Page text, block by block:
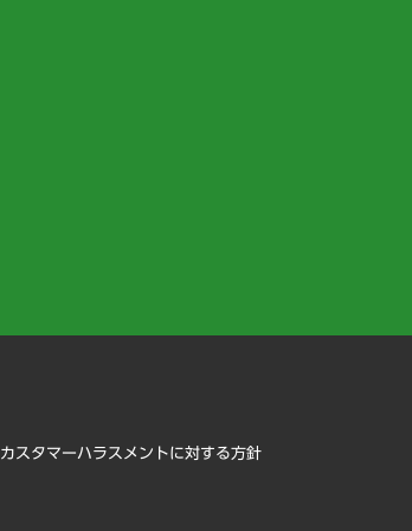
カスタマーハラスメントに対する方針